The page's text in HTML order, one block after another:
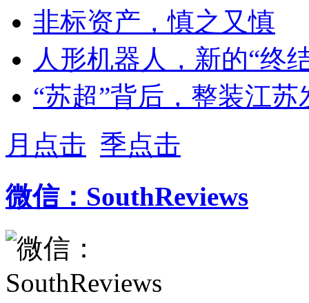
非标资产，慎之又慎
人形机器人，新的“终
“苏超”背后，整装江苏
月点击 季点击
微信：SouthReviews